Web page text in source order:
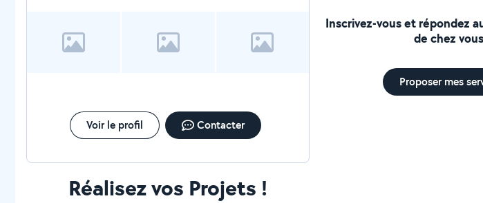
Voir le profil Contacter
Inscrivez-vous et répondez
de chez
Proposer mes
Réalisez vos Projets !